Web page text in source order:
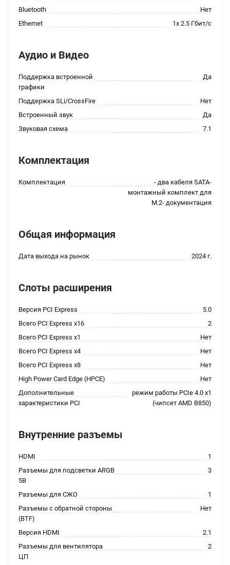
Bluetooth
Нет
Ethernet
1x 2.5 Гбит/с
Аудио и Видео
Поддержка встроенной
графики
Да
Поддержка SLi/CrossFire
Нет
Встроенный звук
Да
Звуковая схема
7.1
Комплектация
Комплектация
- два кабеля SATA-
монтажный комплект для
M.2- документация
Общая информация
Дата выхода на рынок 2024 г.
Слоты расширения
Версия PCI Express
5.0
Всего PCI Express x16
2
Всего PCI Express x1
Нет
Всего PCI Express x4
Нет
Всего PCI Express x8
Нет
High Power Card Edge (HPCE)
Нет
Дополнительные
характеристики PCI
режим работы PCIe 4.0 x1
(чипсет AMD B850)
Внутренние разъемы
HDMI
1
Разъемы для подсветки ARGB
5В
3
Разъемы для СЖО
1
Разъемы с обратной стороны
(BTF)
Нет
Версия HDMI
2.1
Разъемы для вентилятора
ЦП
2